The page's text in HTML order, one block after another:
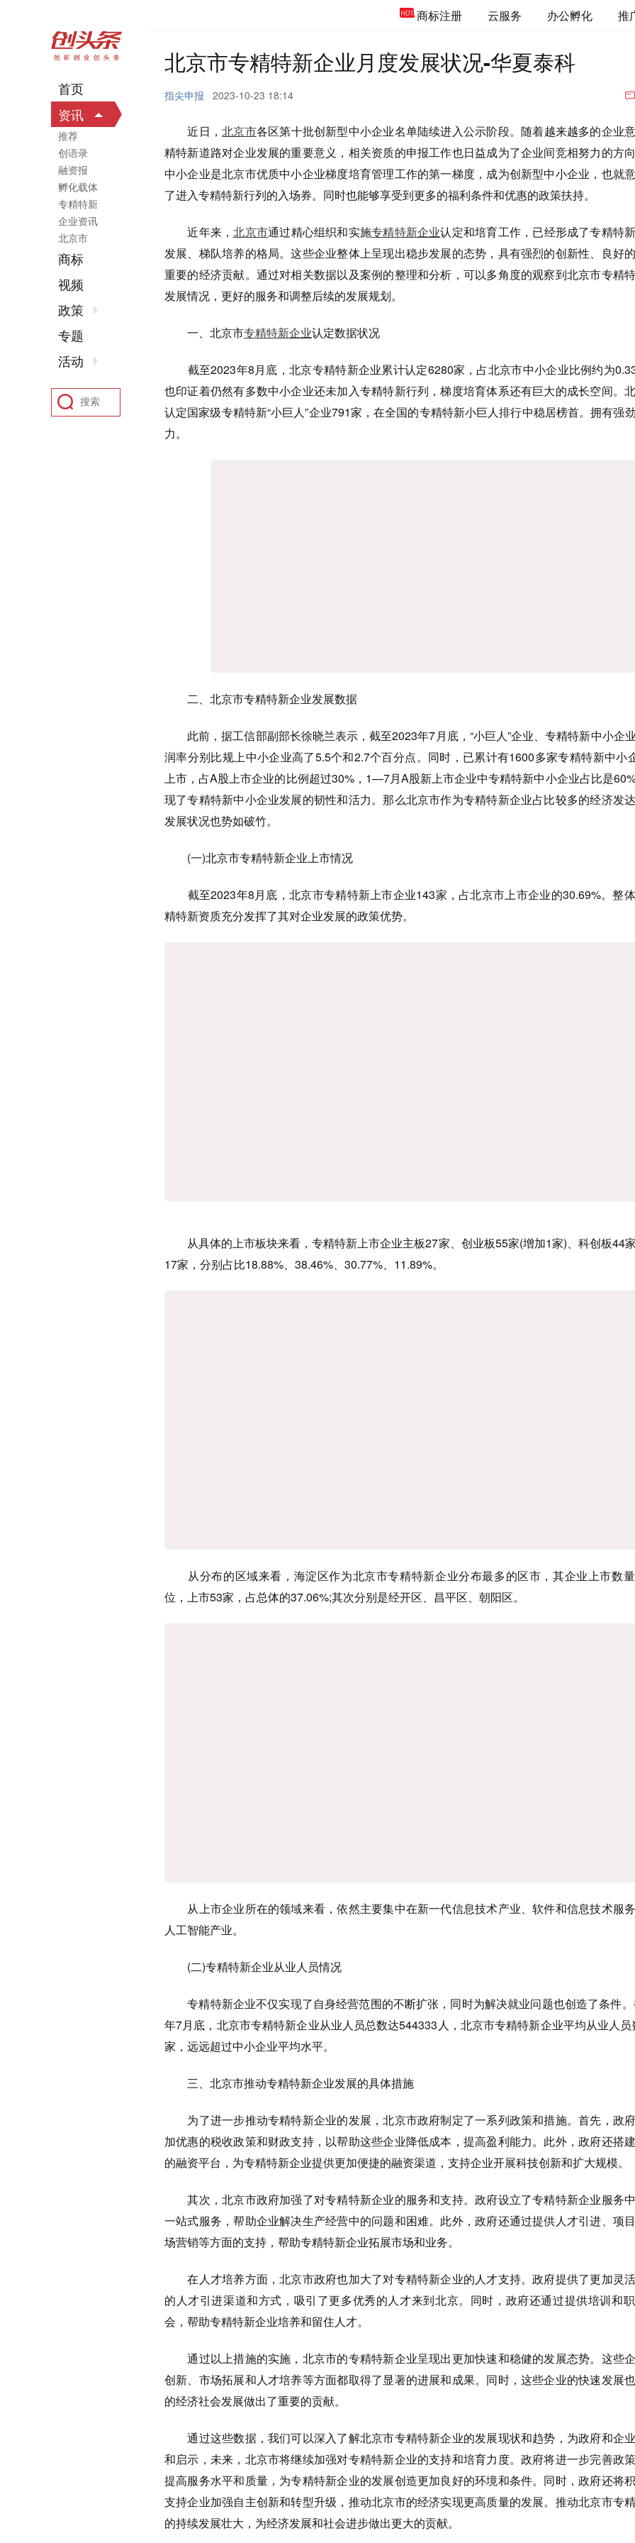
商标注册 云服务 办公孵化 推
北京市专精特新企业月度发展状况-华夏泰科
指尖申报 2023-10-23 18:14
近日，北京市各区第十批创新型中小企业名单陆续进入公示阶段。随着越来越多的企业
精特新道路对企业发展的重要意义，相关资质的申报工作也日益成为了企业间竞相努力的方
中小企业是北京市优质中小企业梯度培育管理工作的第一梯度，成为创新型中小企业，也就
了进入专精特新行列的入场券。同时也能够享受到更多的福利条件和优惠的政策扶持。
近年来，北京市通过精心组织和实施专精特新企业认定和培育工作，已经形成了专精特
发展、梯队培养的格局。这些企业整体上呈现出稳步发展的态势，具有强烈的创新性、良好
重要的经济贡献。通过对相关数据以及案例的整理和分析，可以多角度的观察到北京市专精
发展情况，更好的服务和调整后续的发展规划。
一、北京市专精特新企业认定数据状况
截至2023年8月底，北京专精特新企业累计认定6280家，占北京市中小企业比例约为
也印证着仍然有多数中小企业还未加入专精特新行列，梯度培育体系还有巨大的成长空间。
认定国家级专精特新“小巨人”企业791家，在全国的专精特新小巨人排行中稳居榜首。拥有强
力。
二、北京市专精特新企业发展数据
此前，据工信部副部长徐晓兰表示，截至2023年7月底，“小巨人”企业、专精特新中小企
润率分别比规上中小企业高了5.5个和2.7个百分点。同时，已累计有1600多家专精特新中小
上市，占A股上市企业的比例超过30%，1—7月A股新上市企业中专精特新中小企业占比是
现了专精特新中小企业发展的韧性和活力。那么北京市作为专精特新企业占比较多的经济发
发展状况也势如破竹。
(一)北京市专精特新企业上市情况
截至2023年8月底，北京市专精特新上市企业143家，占北京市上市企业的30.69%。整
精特新资质充分发挥了其对企业发展的政策优势。
从具体的上市板块来看，专精特新上市企业主板27家、创业板55家(增加1家)、科创板44
17家，分别占比18.88%、38.46%、30.77%、11.89%。
从分布的区域来看，海淀区作为北京市专精特新企业分布最多的区市，其企业上市数
位，上市53家，占总体的37.06%;其次分别是经开区、昌平区、朝阳区。
从上市企业所在的领域来看，依然主要集中在新一代信息技术产业、软件和信息技术服
人工智能产业。
(二)专精特新企业从业人员情况
专精特新企业不仅实现了自身经营范围的不断扩张，同时为解决就业问题也创造了条件
年7月底，北京市专精特新企业从业人员总数达544333人，北京市专精特新企业平均从业人
家，远远超过中小企业平均水平。
三、北京市推动专精特新企业发展的具体措施
为了进一步推动专精特新企业的发展，北京市政府制定了一系列政策和措施。首先，政
加优惠的税收政策和财政支持，以帮助这些企业降低成本，提高盈利能力。此外，政府还搭
的融资平台，为专精特新企业提供更加便捷的融资渠道，支持企业开展科技创新和扩大规模。
其次，北京市政府加强了对专精特新企业的服务和支持。政府设立了专精特新企业服务
一站式服务，帮助企业解决生产经营中的问题和困难。此外，政府还通过提供人才引进、项
场营销等方面的支持，帮助专精特新企业拓展市场和业务。
在人才培养方面，北京市政府也加大了对专精特新企业的人才支持。政府提供了更加灵
的人才引进渠道和方式，吸引了更多优秀的人才来到北京。同时，政府还通过提供培训和
会，帮助专精特新企业培养和留住人才。
通过以上措施的实施，北京市的专精特新企业呈现出更加快速和稳健的发展态势。这些
创新、市场拓展和人才培养等方面都取得了显著的进展和成果。同时，这些企业的快速发展
的经济社会发展做出了重要的贡献。
通过这些数据，我们可以深入了解北京市专精特新企业的发展现状和趋势，为政府和企
和启示，未来，北京市将继续加强对专精特新企业的支持和培育力度。政府将进一步完善政
提高服务水平和质量，为专精特新企业的发展创造更加良好的环境和条件。同时，政府还将
支持企业加强自主创新和转型升级，推动北京市的经济实现更高质量的发展。推动北京市专
的持续发展壮大，为经济发展和社会进步做出更大的贡献。
首页
资讯
推荐
创语录
融资报
孵化载体
专精特新
企业资讯
北京市
商标
视频
政策
专题
活动